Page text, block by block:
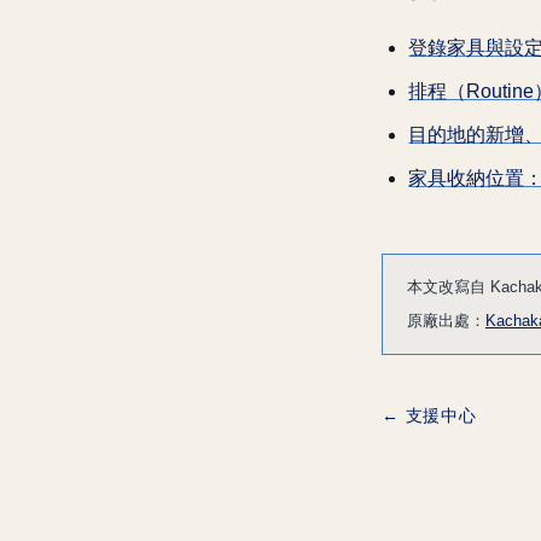
登錄家具與設
排程（Routine
目的地的新增
家具收納位置
本文改寫自
原廠出處：
← 支援中心